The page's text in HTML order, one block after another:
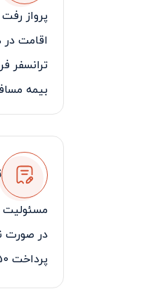
پرواز
اقامت
ترانسفر
بیمه
لیدر
مسئولیت
در صورت
پرداخت 50% درصد از مبلغ کل تور در زمان ثبت نام الزامی می‌باشد